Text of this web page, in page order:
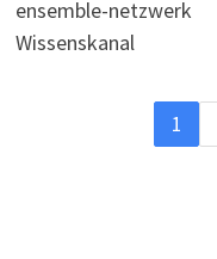
ensemble-netzwerk
Wissenskanal
1